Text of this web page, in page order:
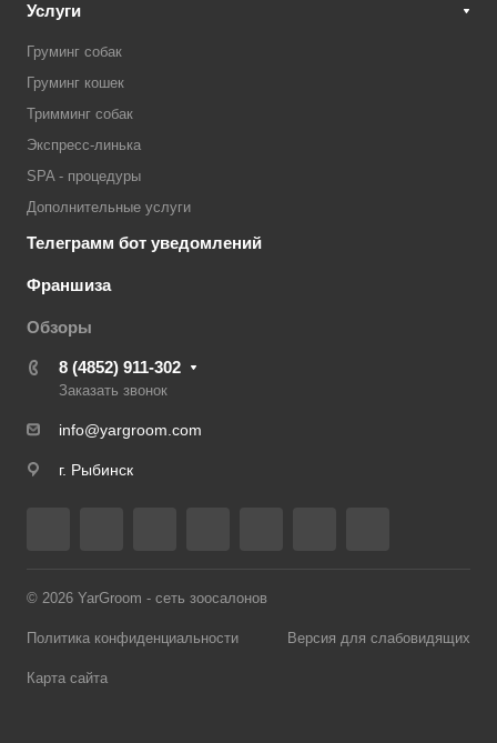
Услуги
Груминг собак
Груминг кошек
Тримминг собак
Экспресс-линька
SPA - процедуры
Дополнительные услуги
Телеграмм бот уведомлений
Франшиза
Обзоры
8 (4852) 911-302
Заказать звонок
info@yargroom.com
г. Рыбинск
© 2026 YarGroom - сеть зоосалонов
Политика конфиденциальности Версия для слабовидящих
Карта сайта